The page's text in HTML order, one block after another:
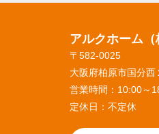
アルクホーム
〒582-0025
大阪府柏原市国分
営業時間： 10:00～
定休日： 不定休